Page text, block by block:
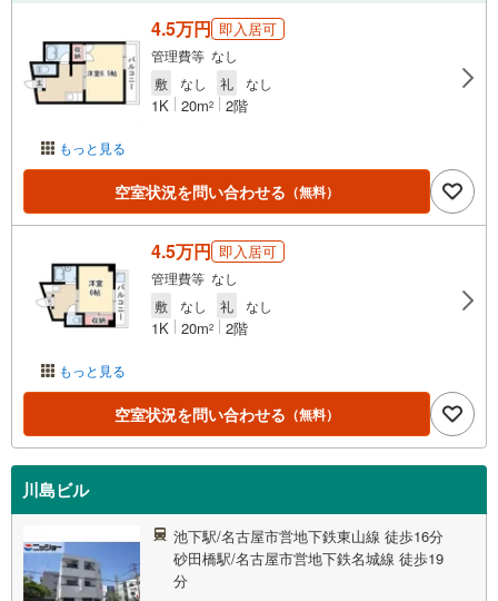
もっと見る
4.5万円 即入居可
管理費等 なし
敷
なし 礼 なし
1K 20m2 2階
空室状況を問い合わせる （無料）
もっと見る
4.5万円 即入居可
管理費等 なし
敷
なし 礼 なし
1K 20m2 2階
空室状況を問い合わせる （無料）
川島ビル
池下駅/名古屋市営地下鉄東山線 徒歩16分
砂田橋駅/名古屋市営地下鉄名城線 徒歩19
分